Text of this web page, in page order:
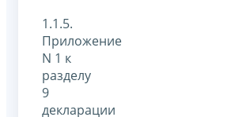
1.1.5.
Приложение
N 1 к
разделу
9
декларации